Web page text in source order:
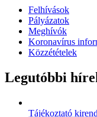
Felhívások
Pályázatok
Meghívók
Koronavírus
Közzétételek
Legutóbbi
Tájékoztató